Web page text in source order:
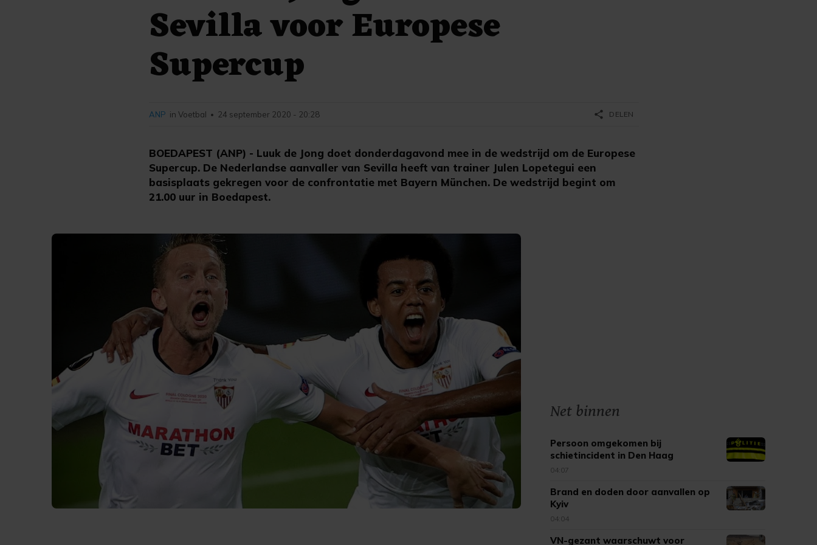
Sevilla voor Europese
Supercup
BOEDAPEST (ANP) - Luuk de Jong doet donderdagavond mee in de wedstrijd om de Europese
Supercup. De Nederlandse aanvaller van Sevilla heeft van trainer Julen Lopetegui een
basisplaats gekregen voor de confrontatie met Bayern München. De wedstrijd begint om
21.00 uur in Boedapest.
ANP in Voetbal • 24 september 2020 - 20:28 share DELEN
Net binnen
Persoon omgekomen bij
schietincident in Den Haag
04:07
Brand en doden door aanvallen op
Kyiv
04:04
VN-gezant waarschuwt voor